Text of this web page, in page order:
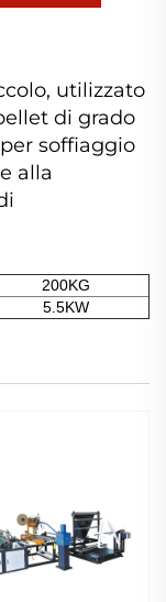
utilizzato
di grado
soffiaggio
alla
200KG
5.5KW